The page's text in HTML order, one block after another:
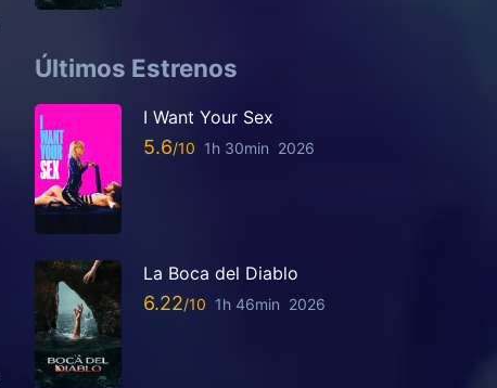
Últimos Estrenos
I Want Your Sex
5.6 1h 30min 2026
La Boca del Diablo
6.22 1h 46min 2026